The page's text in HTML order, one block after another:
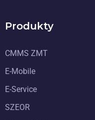
Produkty
CMMS ZMT
E-Mobile
E-Service
SZEOR